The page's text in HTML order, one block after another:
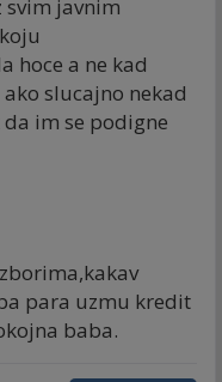
svim javnim
hoce a ne kad
slucajno nekad
im se podigne
para uzmu kredit
baba.